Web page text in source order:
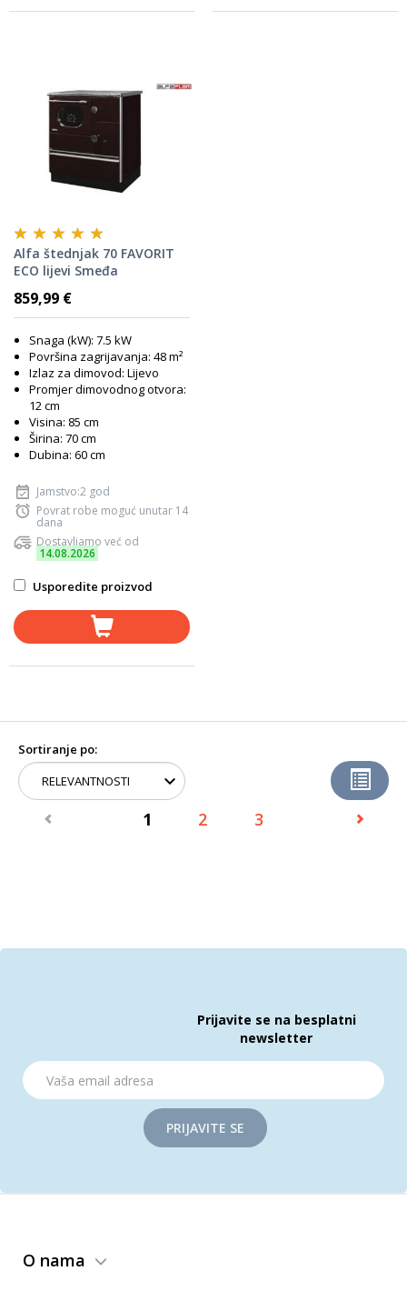
Alfa štednjak 70 FAVORIT
ECO lijevi Smeđa
859,99 €
Snaga (kW): 7.5 kW
Površina zagrijavanja: 48 m²
Izlaz za dimovod: Lijevo
Promjer dimovodnog otvora:
12 cm
Visina: 85 cm
Širina: 70 cm
Dubina: 60 cm
Jamstvo:2 god
Povrat robe moguć unutar 14
dana
Dostavljamo već od
14.08.2026
Usporedite proizvod
Sortiranje po:
1 2 3
Prijavite se na besplatni
newsletter
PRIJAVITE SE
O nama